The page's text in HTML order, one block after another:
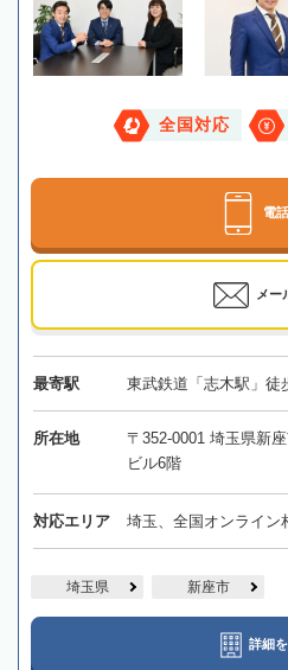
全国対応
電
メー
最寄駅 東武鉄道「志木駅」徒
所在地
〒352-0001 埼玉県新
ビル6階
対応エリア 埼玉、全国オンライン
埼玉県 新座市
詳細